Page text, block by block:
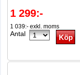
1 299:-
1 039:- exkl. moms
Antal